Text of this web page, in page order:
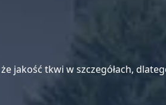
jakość tkwi w szczegółach,